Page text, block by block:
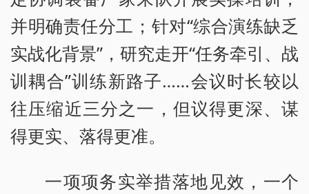
并明确责任分工；针对“综合演练缺乏
实战化背景”，研究走开“任务牵引、战
训耦合”训练新路子……会议时长较以
往压缩近三分之一，但议得更深、谋
得更实、落得更准。
一项项务实举措落地见效，一个